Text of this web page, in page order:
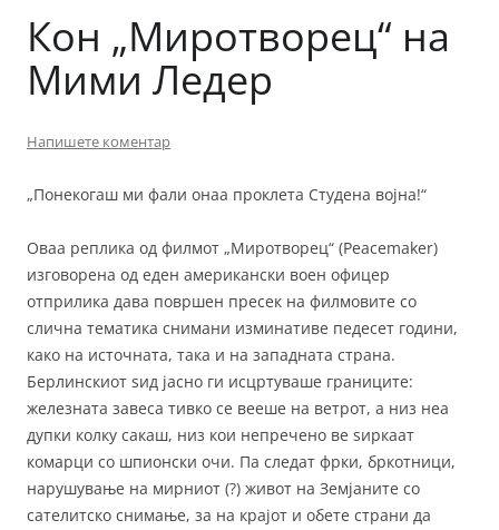
Кон „Миротворец“ на
Мими Ледер
Напишете коментар
„Понекогаш ми фали онаа проклета Студена војна!“
Оваа реплика од филмот „Миротворец“ (Peacemaker)
изговорена од еден американски воен офицер
отприлика дава површен пресек на филмовите со
слична тематика снимани изминативе педесет години,
како на источната, така и на западната страна.
Берлинскиот ѕид јасно ги исцртуваше границите:
железната завеса тивко се вееше на ветрот, а низ неа
дупки колку сакаш, низ кои непречено ве ѕиркаат
комарци со шпионски очи. Па следат фрки, бркотници,
нарушување на мирниот (?) живот на Земјаните со
сателитско снимање, за на крајот и обете страни да